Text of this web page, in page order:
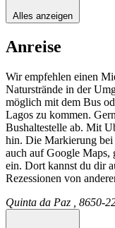
Alles anzeigen
Anreise
Wir empfehlen einen
Naturstrände in der
möglich mit dem Bus
Lagos zu kommen.
Bushaltestelle ab. Mit
hin. Die Markierung
auch auf Google Maps,
ein. Dort kannst du dir
Rezessionen von
Quinta da Paz , 8650-